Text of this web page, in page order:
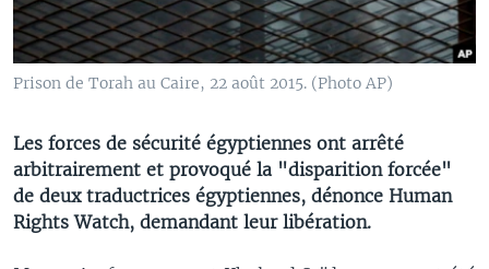
Prison de Torah au Caire, 22 août 2015. (Photo AP)
Les forces de sécurité égyptiennes ont arrêté
arbitrairement et provoqué la "disparition forcée"
de deux traductrices égyptiennes, dénonce Human
Rights Watch, demandant leur libération.